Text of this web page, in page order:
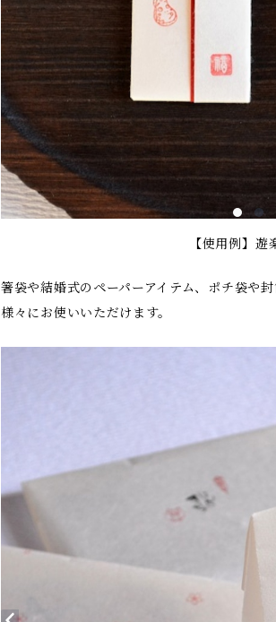
【使用例】
箸袋や結婚式のペーパーアイテム、ポチ袋や
様々にお使いいただけます。